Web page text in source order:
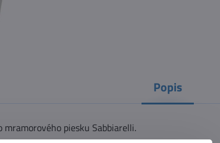
Popis
mramorového piesku Sabbiarelli.